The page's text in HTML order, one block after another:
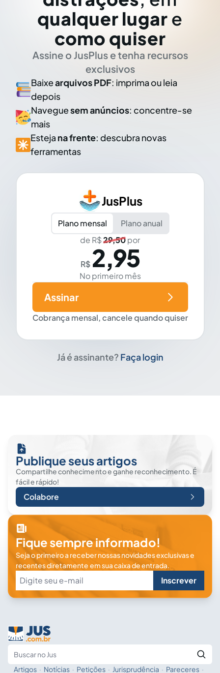
qualquer lugar e
como quiser
Assine o JusPlus e tenha recursos
exclusivos
Baixearquivos PDF: imprima ou leia
depois
Naveguesem anúncios: concentre-se
mais
Esteja na frente: descubra novas
ferramentas
JusPlus
Plano mensal
Plano anual
de R$29,50por
R$ 2,95
No primeiro mês
Cobrança mensal, cancele quando quiser
Assinar
Já é assinante? Faça login
Publique seus artigos
Compartilhe conhecimento e ganhe reconhecimento. É
fácil e rápido!
Colabore
Fique sempre informado!
Seja o primeiro a receber nossas novidades exclusivas e
recentes diretamente em sua caixa de entrada.
Inscrever
Artigos · Notícias · Petições · Jurisprudência · Pareceres ·